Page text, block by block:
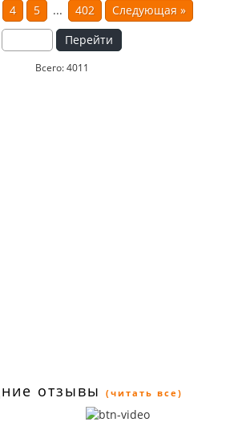
4 5 ... 402 Следующая »
Перейти
Всего: 4011
отзывы (читать все)